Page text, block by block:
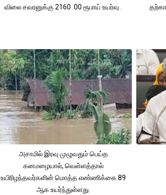
விலை சவரனுக்கு 2160 .00 ரூபாய் உயர்வு .
அசாமில் இரவு முழுவதும் பெய்த
கனமழையால், வெள்ளத்தால்
உயிரிழந்தவர்களின் மொத்த எண்ணிக்கை 89
ஆக உயர்ந்துள்ளது.